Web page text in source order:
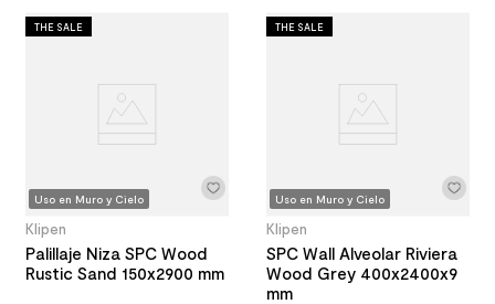
THE SALE
Uso en Muro y Cielo
Klipen
Palillaje Niza SPC Wood
Rustic Sand 150x2900 mm
THE SALE
Uso en Muro y Cielo
Klipen
SPC Wall Alveolar Riviera
Wood Grey 400x2400x9
mm